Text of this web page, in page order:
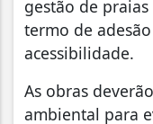
gestão de
termo de
acessibilidade.
As obras
ambiental para